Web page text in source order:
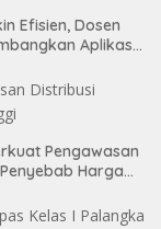
Efisien, Dosen
Aplikasi
Pengawasan
Harga